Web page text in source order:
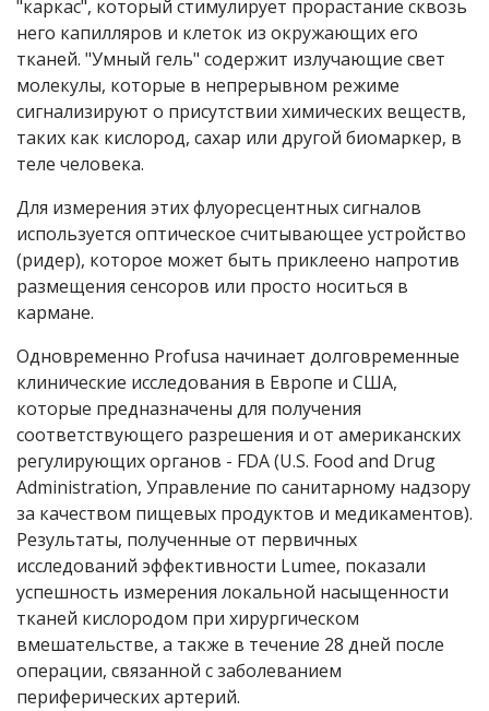
"каркас", который стимулирует прорастание сквозь
него капилляров и клеток из окружающих его
тканей. "Умный гель" содержит излучающие свет
молекулы, которые в непрерывном режиме
сигнализируют о присутствии химических веществ,
таких как кислород, сахар или другой биомаркер, в
теле человека.
Для измерения этих флуоресцентных сигналов
используется оптическое считывающее устройство
(ридер), которое может быть приклеено напротив
размещения сенсоров или просто носиться в
кармане.
Одновременно Profusa начинает долговременные
клинические исследования в Европе и США,
которые предназначены для получения
соответствующего разрешения и от американских
регулирующих органов - FDA (U.S. Food and Drug
Administration, Управление по санитарному надзору
за качеством пищевых продуктов и медикаментов).
Результаты, полученные от первичных
исследований эффективности Lumee, показали
успешность измерения локальной насыщенности
тканей кислородом при хирургическом
вмешательстве, а также в течение 28 дней после
операции, связанной с заболеванием
периферических артерий.